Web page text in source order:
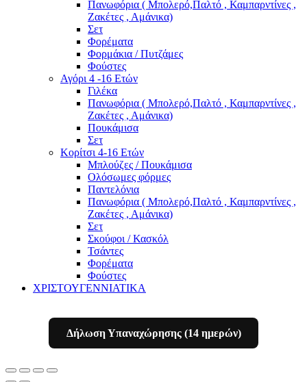
Πανωφόρια ( Μπολερό,Παλτό , Καμπαρντίνες ,
Ζακέτες , Αμάνικα)
Σετ
Φορέματα
Φορμάκια / Πυτζάμες
Φούστες
Αγόρι 4 -16 Ετών
Γιλέκα
Πανωφόρια ( Μπολερό,Παλτό , Καμπαρντίνες ,
Ζακέτες , Αμάνικα)
Πουκάμισα
Σετ
Κορίτσι 4-16 Ετών
Μπλούζες / Πουκάμισα
Ολόσωμες φόρμες
Παντελόνια
Πανωφόρια ( Μπολερό,Παλτό , Καμπαρντίνες ,
Ζακέτες , Αμάνικα)
Σετ
Σκούφοι / Κασκόλ
Τσάντες
Φορέματα
Φούστες
ΧΡΙΣΤΟΥΓΕΝΝΙΑΤΙΚΑ
Δήλωση Υπαναχώρησης (14 ημερών)